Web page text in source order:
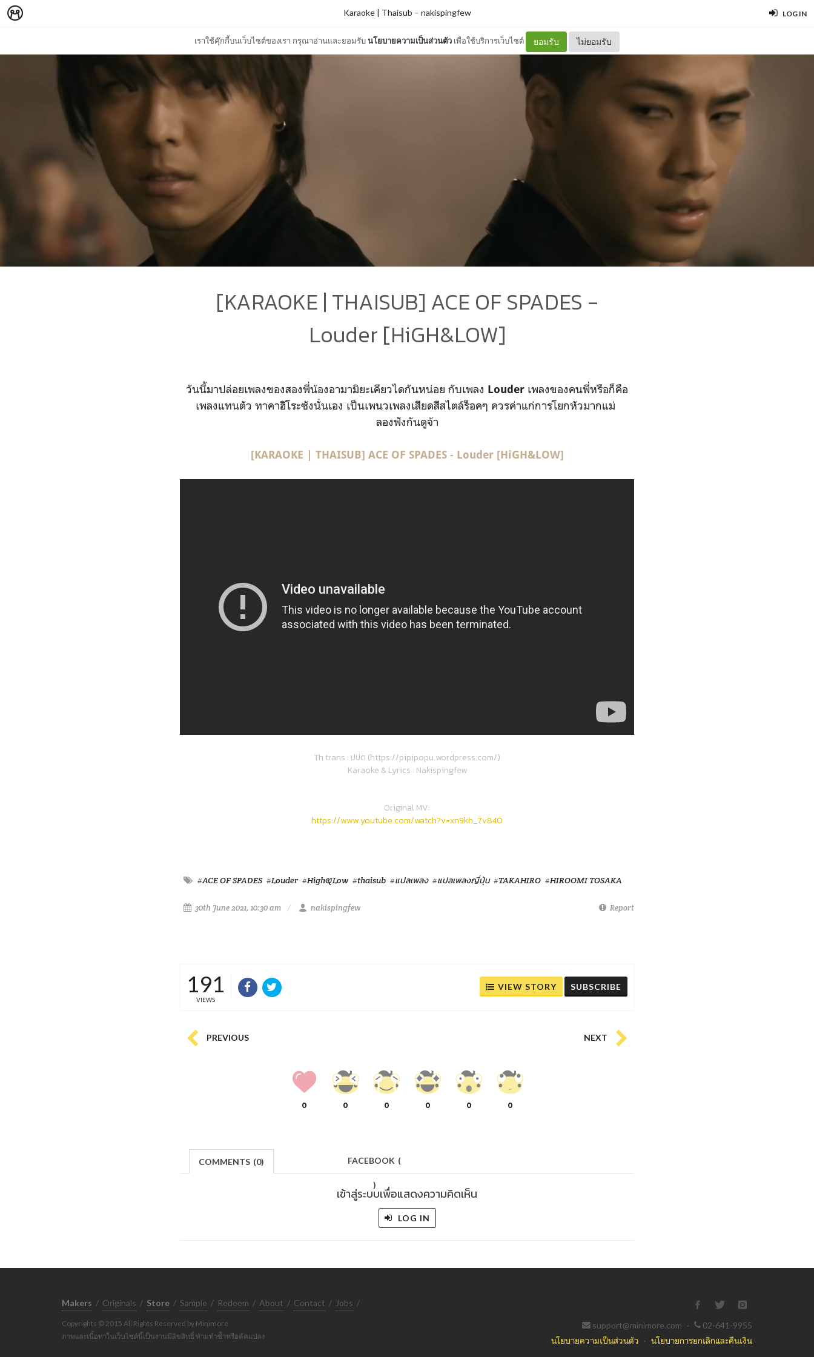
LOG IN
เราใช้คุ๊กกี้บนเว็บไซต์ของเรา กรุณาอ่านและยอมรับนโยบายความเป็นส่วนตัว เพื่อใช้บริการเว็บไซต์ ยอมรับ ไม่ยอมรับ
Karaoke | Thaisub – nakispingfew
[KARAOKE | THAISUB] ACE OF SPADES -
Louder [HiGH&LOW]
วันนี้มาปล่อยเพลงของสองพี่น้องอามามิยะเคียวไดกันหน่อย กับเพลง Louder เพลงของคนพี่หรือก็คือ
เพลงแทนตัว ทาคาฮิโระซังนั่นเอง เป็นเพนวเพลงเสียดสีสไตล์ร็อคๆ ควรค่าแก่การโยกหัวมากแม่
ลองฟังกันดูจ้า
[KARAOKE | THAISUB] ACE OF SPADES - Louder [HiGH&LOW]
Th trans : ปปต (https://pipipopu.wordpress.com/)
Karaoke & Lyrics : Nakispingfew
Original MV:
https://www.youtube.com/watch?v=xn9kh_7v840
#ACE OF SPADES #Louder #High&Low #thaisub #แปลเพลง #แปลเพลงญี่ปุ่น #TAKAHIRO #HIROOMI TOSAKA
30th June 2021, 10:30 am nakispingfew Report
191
VIEWS
VIEW STORY SUBSCRIBE
PREVIOUS NEXT
0 0 0 0 0 0
COMMENTS (0) FACEBOOK (
)
เข้าสู่ระบบเพื่อแสดงความคิดเห็น
LOG IN
Makers / Originals / Store / Sample / Redeem / About / Contact / Jobs /
Copyrights © 2015 All Rights Reserved by Minimore
ภาพและเนื้อหาในเว็บไซต์นี้เป็นงานมีลิขสิทธิ์ ห้ามทำซ้ำหรือดัดแปลง
support@minimore.com ·
02-641-9955
นโยบายความเป็นส่วนตัว · นโยบายการยกเลิกและคืนเงิน